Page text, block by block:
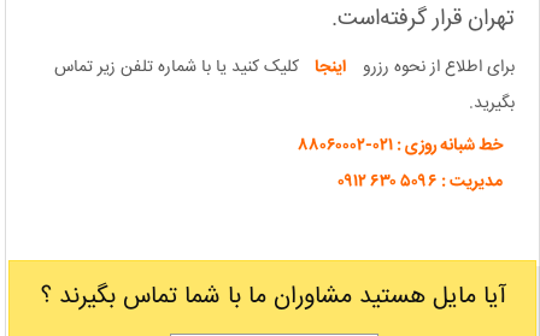
تهران قرار گرفته‌است.
برای اطلاع از نحوه رزرو اینجا کلیک کنید یا با شماره تلفن زیر تماس
بگیرید.
خط شبانه روزی : ۰۲۱-۸۸۰۶۰۰۰۲
مدیریت : ۵۰۹۶ ۶۳۰ ۰۹۱۲
آیا مایل هستید مشاوران ما با شما تماس بگیرند ؟